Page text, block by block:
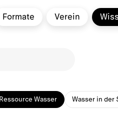
Formate Verein
Ressource Wasser Wasser in der